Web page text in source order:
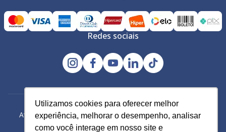
Utilizamos cookies para oferecer melhor
experiência, melhorar o desempenho, analisar
como você interage em nosso site e
Utilizamos cookies para oferecer melhor
experiência, melhorar o desempenho, analisar
como você interage em nosso site e
Redes sociais
Avacy Distribuidora e Comércio de Calçados Ltda | CNPJ:
61.234.829/0001-43